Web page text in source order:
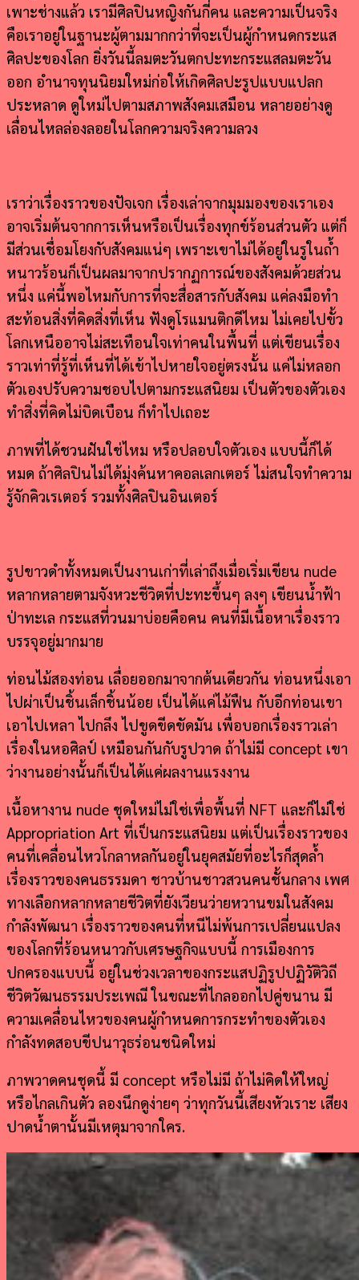
เพาะช่างแล้ว เรามีศิลปินหญิงกันกี่คน และความเป็นจริง
คือเราอยู่ในฐานะผู้ตามมากกว่าที่จะเป็นผู้กำหนดกระแส
ศิลปะของโลก ยิ่งวันนี้ลมตะวันตกปะทะกระแสลมตะวัน
ออก อำนาจทุนนิยมใหม่ก่อให้เกิดศิลปะรูปแบบแปลก
ประหลาด ดูใหม่ไปตามสภาพสังคมเสมือน หลายอย่างดู
เลื่อนไหลล่องลอยในโลกความจริงความลวง
เราว่าเรื่องราวของปัจเจก เรื่องเล่าจากมุมมองของเราเอง
อาจเริ่มต้นจากการเห็นหรือเป็นเรื่องทุกข์ร้อนส่วนตัว แต่ก็
มีส่วนเชื่อมโยงกับสังคมแน่ๆ เพราะเขาไม่ได้อยู่ในรูในถ้ำ
หนาวร้อนก็เป็นผลมาจากปรากฏการณ์ของสังคมด้วยส่วน
หนึ่ง แค่นี้พอไหมกับการที่จะสื่อสารกับสังคม แค่ลงมือทำ
สะท้อนสิ่งที่คิดสิ่งที่เห็น ฟังดูโรแมนติกดีไหม ไม่เคยไปขั้ว
โลกเหนืออาจไม่สะเทือนใจเท่าคนในพื้นที่ แต่เขียนเรื่อง
ราวเท่าที่รู้ที่เห็นที่ได้เข้าไปหายใจอยู่ตรงนั้น แค่ไม่หลอก
ตัวเองปรับความชอบไปตามกระแสนิยม เป็นตัวของตัวเอง
ทำสิ่งที่คิดไม่บิดเบือน ก็ทำไปเถอะ
ภาพที่ได้ชวนฝันใช่ไหม หรือปลอบใจตัวเอง แบบนี้ก็ได้
หมด ถ้าศิลปินไม่ได้มุ่งค้นหาคอลเลกเตอร์ ไม่สนใจทำความ
รู้จักคิวเรเตอร์ รวมทั้งศิลปินอินเตอร์
รูปขาวดำทั้งหมดเป็นงานเก่าที่เล่าถึงเมื่อเริ่มเขียน nude
หลากหลายตามจังหวะชีวิตที่ปะทะขึ้นๆ ลงๆ เขียนน้ำฟ้า
ป่าทะเล กระแสที่วนมาบ่อยคือคน คนที่มีเนื้อหาเรื่องราว
บรรจุอยู่มากมาย
ท่อนไม้สองท่อน เลื่อยออกมาจากต้นเดียวกัน ท่อนหนึ่งเอา
ไปผ่าเป็นชิ้นเล็กชิ้นน้อย เป็นได้แค่ไม้ฟืน กับอีกท่อนเขา
เอาไปเหลา ไปกลึง ไปขูดขีดขัดมัน เพื่อบอกเรื่องราวเล่า
เรื่องในหอศิลป์ เหมือนกันกับรูปวาด ถ้าไม่มี concept เขา
ว่างานอย่างนั้นก็เป็นได้แค่ผลงานแรงงาน
เนื้อหางาน nude ชุดใหม่ไม่ใช่เพื่อพื้นที่ NFT และก็ไม่ใช่
Appropriation Art ที่เป็นกระแสนิยม แต่เป็นเรื่องราวของ
คนที่เคลื่อนไหวโกลาหลกันอยู่ในยุคสมัยที่อะไรก็สุดล้ำ
เรื่องราวของคนธรรมดา ชาวบ้านชาวสวนคนชั้นกลาง เพศ
ทางเลือกหลากหลายชีวิตที่ยังเวียนว่ายหวานขมในสังคม
กำลังพัฒนา เรื่องราวของคนที่หนีไม่พ้นการเปลี่ยนแปลง
ของโลกที่ร้อนหนาวกับเศรษฐกิจแบบนี้ การเมืองการ
ปกครองแบบนี้ อยู่ในช่วงเวลาของกระแสปฏิรูปปฏิวัติวิถี
ชีวิตวัฒนธรรมประเพณี ในขณะที่ไกลออกไปคู่ขนาน มี
ความเคลื่อนไหวของคนผู้กำหนดการกระทำของตัวเอง
กำลังทดสอบขีปนาวุธร่อนชนิดใหม่
ภาพวาดคนชุดนี้ มี concept หรือไม่มี ถ้าไม่คิดให้ใหญ่
หรือไกลเกินตัว ลองนึกดูง่ายๆ ว่าทุกวันนี้เสียงหัวเราะ เสียง
ปาดน้ำตานั้นมีเหตุมาจากใคร.